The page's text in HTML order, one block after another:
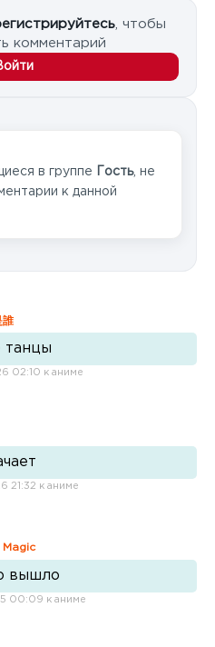
, чтобы
комментарий
в группе Гость, не
к данной
誰
танцы
02:10 к аниме
21:32 к аниме
Magic
вышло
00:09 к аниме